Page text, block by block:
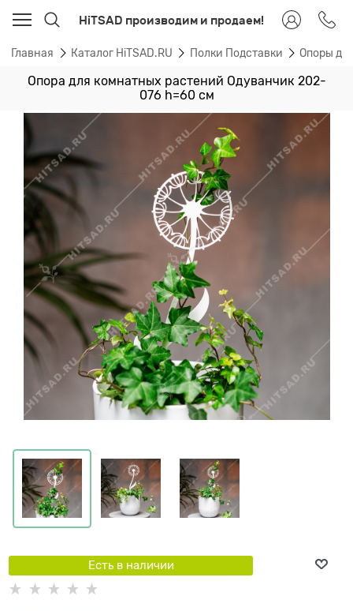
HiTSAD производим и продаем!
Главная Каталог HiTSAD.RU Полки Подставки Опоры
Опора для комнатных растений Одуванчик 202-
076 h=60 см
Есть в наличии